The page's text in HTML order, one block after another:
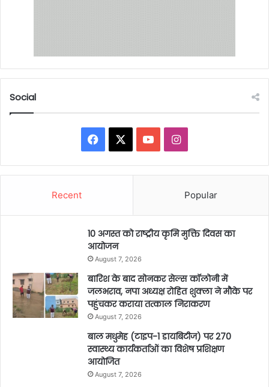
Social
Facebook YouTubeInstagram
Recent Popular
10 अगस्त को राष्ट्रीय कृमि मुक्ति दिवस का
आयोजन
August 7, 2026
बारिश के बाद सोनकर सेल्स कॉलोनी में
जलभराव, नपा अध्यक्ष रोहित शुक्ला ने मौके पर
पहुंचकर कराया तत्काल निराकरण
August 7, 2026
बाल मधुमेह (टाइप-1 डायबिटीज) पर 270
स्वास्थ्य कार्यकर्ताओं का विशेष प्रशिक्षण
आयोजित
August 7, 2026